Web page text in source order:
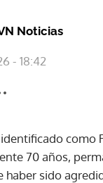
Noticias
- 18:42
como
70 años,
haber sido